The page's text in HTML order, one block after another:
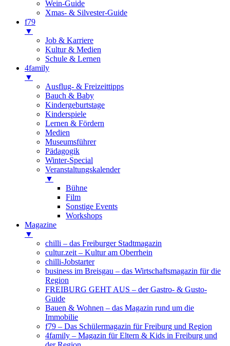
Wein-Guide
Xmas- & Silvester-Guide
f79
▼
Job & Karriere
Kultur & Medien
Schule & Lernen
4family
▼
Ausflug- & Freizeittipps
Bauch & Baby
Kindergeburtstage
Kinderspiele
Lernen & Fördern
Medien
Museumsführer
Pädagogik
Winter-Special
Veranstaltungskalender
▼
Bühne
Film
Sonstige Events
Workshops
Magazine
▼
chilli – das Freiburger Stadtmagazin
cultur.zeit – Kultur am Oberrhein
chilli-Jobstarter
business im Breisgau – das Wirtschaftsmagazin für die
Region
FREIBURG GEHT AUS – der Gastro- & Gusto-
Guide
Bauen & Wohnen – das Magazin rund um die
Immobilie
f79 – Das Schülermagazin für Freiburg und Region
4family – Magazin für Eltern & Kids in Freiburg und